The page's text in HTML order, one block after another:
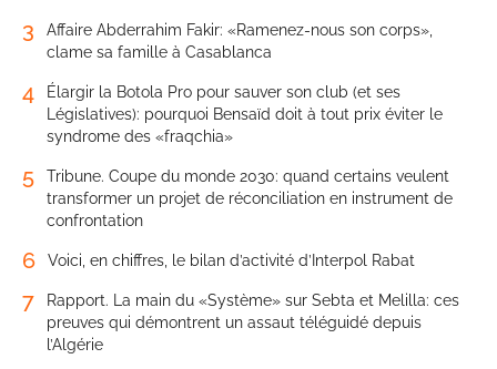
3
Affaire Abderrahim Fakir: «Ramenez-nous son corps»,
clame sa famille à Casablanca
4
Élargir la Botola Pro pour sauver son club (et ses
Législatives): pourquoi Bensaïd doit à tout prix éviter le
syndrome des «fraqchia»
5
Tribune. Coupe du monde 2030: quand certains veulent
transformer un projet de réconciliation en instrument de
confrontation
6 Voici, en chiffres, le bilan d’activité d’Interpol Rabat
7
Rapport. La main du «Système» sur Sebta et Melilla: ces
preuves qui démontrent un assaut téléguidé depuis
l’Algérie